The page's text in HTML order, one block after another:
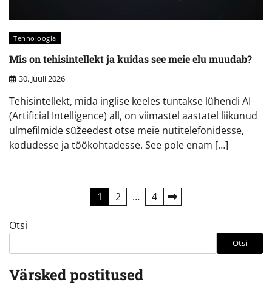
Tehnoloogia
Mis on tehisintellekt ja kuidas see meie elu muudab?
30. Juuli 2026
Tehisintellekt, mida inglise keeles tuntakse lühendi AI
(Artificial Intelligence) all, on viimastel aastatel liikunud
ulmefilmide süžeedest otse meie nutitelefonidesse,
kodudesse ja töökohtadesse. See pole enam […]
leheküljendus
1 2 … 4
Otsi
Otsi
Värsked postitused